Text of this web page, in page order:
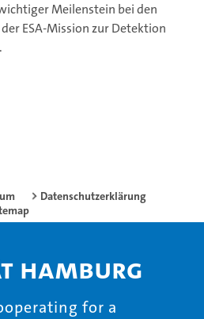
Meilenstein bei den
ESA-Mission zur Detektion
Datenschutzerklärung
Hamburg
for a